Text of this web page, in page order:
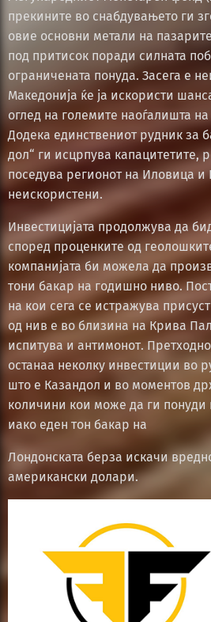
прекините во снабдувањето ги
овие основни метали на
под притисок поради силната
ограничената понуда. Засега е
Македонија ќе ја искористи
оглед на големите наоѓалишта
Додека единствениот рудник за
дол“ ги исцрпува капацитетите,
поседува регионот на Иловица и
неискористени.
Инвестицијата продолжува да
според проценките од
компанијата би можела да
тони бакар на годишно ниво.
на кои сега се истражува
од нив е во близина на Крива
испитува и антимонот.
останаа неколку инвестиции во
што е Казандол и во моментов
количини кои може да ги понуди
иако еден тон бакар на
Лондонската берза искачи
американски долари.